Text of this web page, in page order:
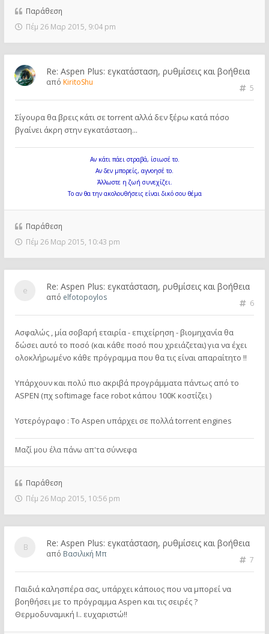
Παράθεση
Πέμ 26 Μαρ 2015, 9:04 pm
Re: Aspen Plus: εγκατάσταση, ρυθμίσεις και βοήθεια
5
από KiritoShu
Σίγουρα θα βρεις κάτι σε torrent αλλά δεν ξέρω κατά πόσο
βγαίνει άκρη στην εγκατάσταση...
Αν κάτι πάει στραβά, ίσιωσέ το.
Αν δεν μπορείς, αγνοησέ το.
Άλλωστε η ζωή συνεχίζει.
Το αν θα την ακολουθήσεις είναι δικό σου θέμα
Παράθεση
Πέμ 26 Μαρ 2015, 10:43 pm
Re: Aspen Plus: εγκατάσταση, ρυθμίσεις και βοήθεια
6
από elfotopoylos
Aσφαλώς , μία σοβαρή εταιρία - επιχείρηση - βιομηχανία θα
δώσει αυτό το ποσό (και κάθε ποσό που χρειάζεται) για να έχει
ολοκλήρωμένο κάθε πρόγραμμα που θα τις είναι απαραίτητο !!
Υπάρχουν και πολύ πιο ακριβά προγράμματα πάντως από το
ASPEN (πχ softimage face robot κάπου 100Κ κοστίζει )
Υστερόγραφο : Το Aspen υπάρχει σε πολλά torrent engines
Μαζί μου έλα πάνω απ'τα σύννεφα
Παράθεση
Πέμ 26 Μαρ 2015, 10:56 pm
Re: Aspen Plus: εγκατάσταση, ρυθμίσεις και βοήθεια
7
από Βασιλική Μπ
Παιδιά καλησπέρα σας, υπάρχει κάποιος που να μπορεί να
βοηθήσει με το πρόγραμμα Aspen και τις σειρές ?
Θερμοδυναμική Ι.. ευχαριστώ!!